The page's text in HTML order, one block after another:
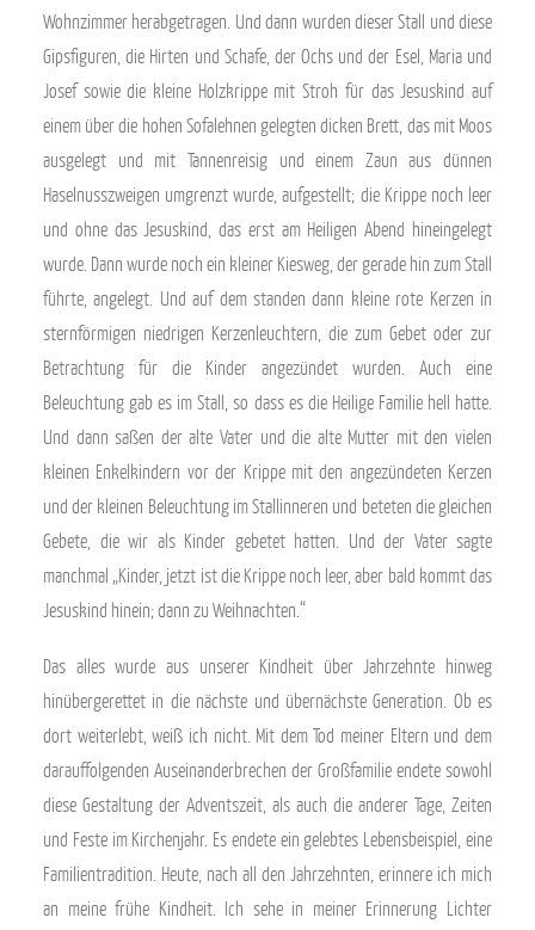
Wohnzimmer herabgetragen. Und dann wurden dieser Stall und diese
Gipsfiguren, die Hirten und Schafe, der Ochs und der Esel, Maria und
Josef sowie die kleine Holzkrippe mit Stroh für das Jesuskind auf
einem über die hohen Sofalehnen gelegten dicken Brett, das mit Moos
ausgelegt und mit Tannenreisig und einem Zaun aus dünnen
Haselnusszweigen umgrenzt wurde, aufgestellt; die Krippe noch leer
und ohne das Jesuskind, das erst am Heiligen Abend hineingelegt
wurde. Dann wurde noch ein kleiner Kiesweg, der gerade hin zum Stall
führte, angelegt. Und auf dem standen dann kleine rote Kerzen in
sternförmigen niedrigen Kerzenleuchtern, die zum Gebet oder zur
Betrachtung für die Kinder angezündet wurden. Auch eine
Beleuchtung gab es im Stall, so dass es die Heilige Familie hell hatte.
Und dann saßen der alte Vater und die alte Mutter mit den vielen
kleinen Enkelkindern vor der Krippe mit den angezündeten Kerzen
und der kleinen Beleuchtung im Stallinneren und beteten die gleichen
Gebete, die wir als Kinder gebetet hatten. Und der Vater sagte
manchmal „Kinder, jetzt ist die Krippe noch leer, aber bald kommt das
Jesuskind hinein; dann zu Weihnachten.“
Das alles wurde aus unserer Kindheit über Jahrzehnte hinweg
hinübergerettet in die nächste und übernächste Generation. Ob es
dort weiterlebt, weiß ich nicht. Mit dem Tod meiner Eltern und dem
darauffolgenden Auseinanderbrechen der Großfamilie endete sowohl
diese Gestaltung der Adventszeit, als auch die anderer Tage, Zeiten
und Feste im Kirchenjahr. Es endete ein gelebtes Lebensbeispiel, eine
Familientradition. Heute, nach all den Jahrzehnten, erinnere ich mich
an meine frühe Kindheit. Ich sehe in meiner Erinnerung Lichter